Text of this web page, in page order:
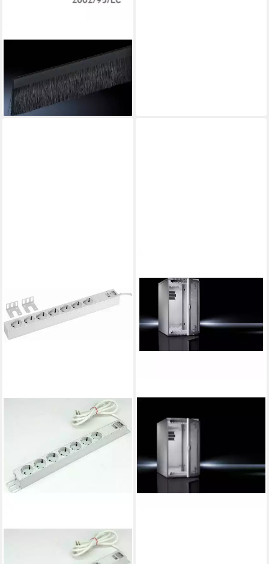
Bürstenleiste 7072200
7072.200
ab 49,94 €
lieferbar - in 2-3 Werktagen bei dir
Steckdosenleiste 1 HE DK
(19) 5 HE 300 x 550 x 600
mm 7501.000
ab 307,17 €
15,26 €
mtl. in 24 Raten
lieferbar - in 3-4 Werktagen bei dir